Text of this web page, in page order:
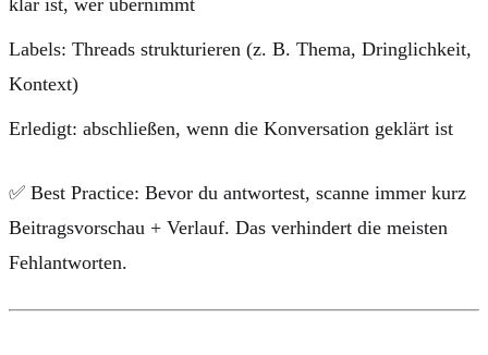
klar ist, wer übernimmt
Labels: Threads strukturieren (z. B. Thema, Dringlichkeit,
Kontext)
Erledigt: abschließen, wenn die Konversation geklärt ist
✅ Best Practice: Bevor du antwortest, scanne immer kurz
Beitragsvorschau + Verlauf. Das verhindert die meisten
Fehlantworten.